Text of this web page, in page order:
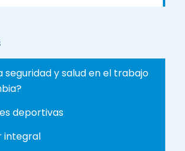
seguridad y salud en el trabajo
deportivas
integral